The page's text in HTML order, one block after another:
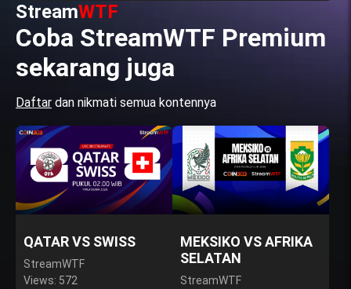
StreamWTF
Coba StreamWTF Premium
sekarang juga
Daftar dan nikmati semua kontennya
QATAR VS SWISS
StreamWTF
Views: 572
MEKSIKO VS AFRIKA
SELATAN
StreamWTF